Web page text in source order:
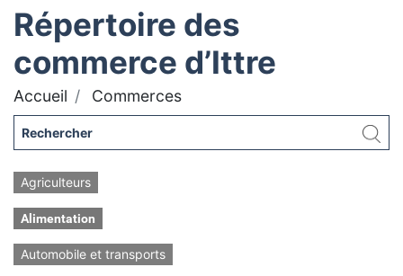
Répertoire des
commerce d’Ittre
Accueil Commerces
Agriculteurs
Alimentation
Automobile et transports